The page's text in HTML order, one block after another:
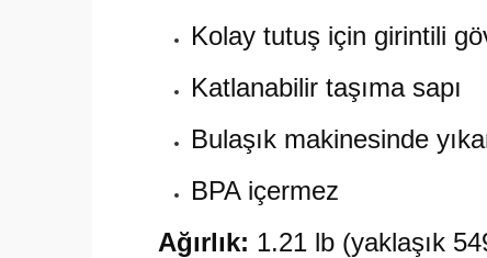
Kolay tutuş için girintili
Katlanabilir taşıma sapı
Bulaşık makinesinde
BPA içermez
Ağırlık: 1.21 lb (yaklaşık